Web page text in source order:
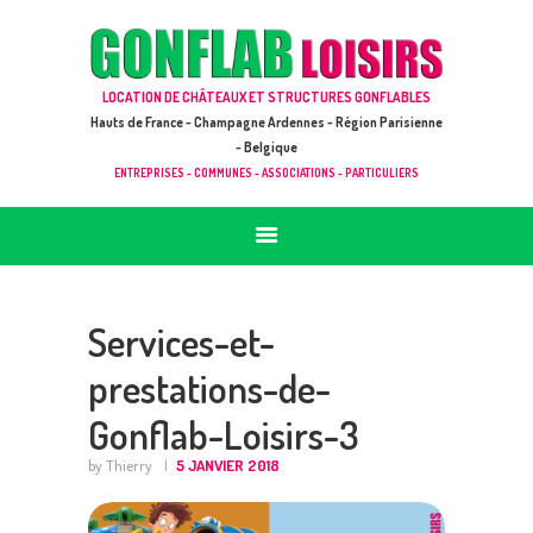
LOCATION DE CHÂTEAUX ET STRUCTURES GONFLABLES
Hauts de France - Champagne Ardennes - Région Parisienne
- Belgique
ENTREPRISES - COMMUNES - ASSOCIATIONS - PARTICULIERS
GONFLAB LOISIRS
ACCUEIL
JEUX À LOUER & PRESTATIONS
CATALOGUE / TARIF
DEMANDE DE DEVIS (SOUS 24H)
Services-et-
prestations-de-
Gonflab-Loisirs-3
by Thierry 5 JANVIER 2018